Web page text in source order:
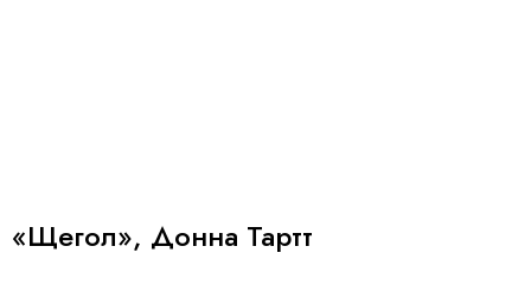
«Щегол», Донна Тартт